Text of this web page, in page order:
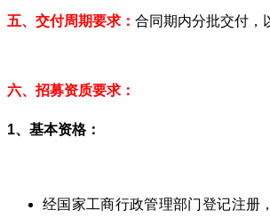
五、交付周期要求： 合同期内分批交付，
六、招募资质要求：
1、基本资格：
经国家工商行政管理部门登记注册